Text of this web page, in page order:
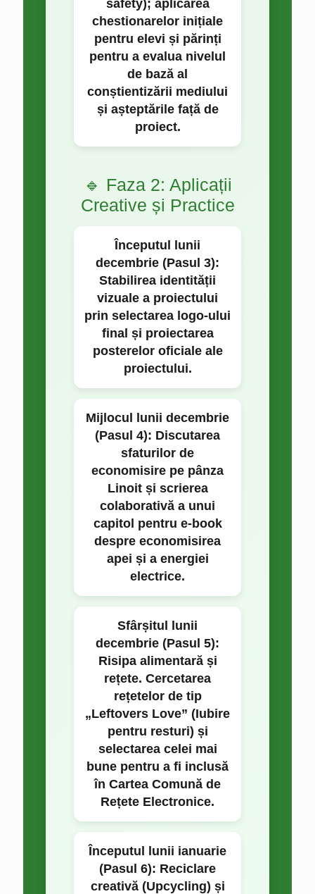
safety); aplicarea
chestionarelor inițiale
pentru elevi și părinți
pentru a evalua nivelul
de bază al
conștientizării mediului
și așteptările față de
proiect.
🔹 Faza 2: Aplicații
Creative și Practice
Începutul lunii
decembrie (Pasul 3):
Stabilirea identității
vizuale a proiectului
prin selectarea logo-ului
final și proiectarea
posterelor oficiale ale
proiectului.
Mijlocul lunii decembrie
(Pasul 4): Discutarea
sfaturilor de
economisire pe pânza
Linoit și scrierea
colaborativă a unui
capitol pentru e-book
despre economisirea
apei și a energiei
electrice.
Sfârșitul lunii
decembrie (Pasul 5):
Risipa alimentară și
rețete. Cercetarea
rețetelor de tip
„Leftovers Love” (Iubire
pentru resturi) și
selectarea celei mai
bune pentru a fi inclusă
în Cartea Comună de
Rețete Electronice.
Începutul lunii ianuarie
(Pasul 6): Reciclare
creativă (Upcycling) și